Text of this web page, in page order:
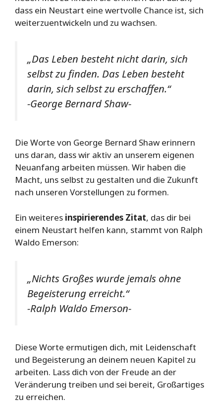
dass ein Neustart eine wertvolle Chance ist, sich
weiterzuentwickeln und zu wachsen.
„Das Leben besteht nicht darin, sich
selbst zu finden. Das Leben besteht
darin, sich selbst zu erschaffen.“
-George Bernard Shaw-
Die Worte von George Bernard Shaw erinnern
uns daran, dass wir aktiv an unserem eigenen
Neuanfang arbeiten müssen. Wir haben die
Macht, uns selbst zu gestalten und die Zukunft
nach unseren Vorstellungen zu formen.
Ein weiteres inspirierendes Zitat, das dir bei
einem Neustart helfen kann, stammt von Ralph
Waldo Emerson:
„Nichts Großes wurde jemals ohne
Begeisterung erreicht.“
-Ralph Waldo Emerson-
Diese Worte ermutigen dich, mit Leidenschaft
und Begeisterung an deinem neuen Kapitel zu
arbeiten. Lass dich von der Freude an der
Veränderung treiben und sei bereit, Großartiges
zu erreichen.